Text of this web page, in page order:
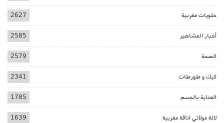
حلويات مغربية 2627
أخبار المشاهير 2585
الصحة 2579
كيك و طورطات 2341
العناية بالجسم 1785
لالة مولاتي اناقة مغربية 1639